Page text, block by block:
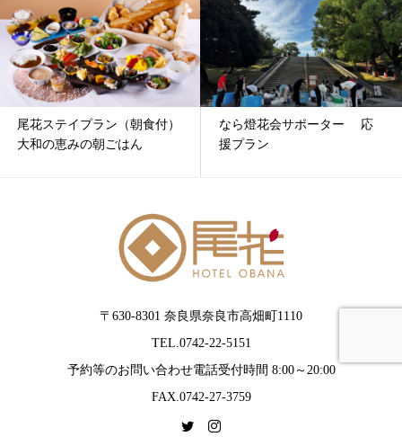
尾花ステイプラン（朝食付）
大和の恵みの朝ごはん
なら燈花会サポーター 応
援プラン
〒630-8301 奈良県奈良市高畑町1110
TEL.0742-22-5151
予約等のお問い合わせ電話受付時間 8:00～20:00
FAX.0742-27-3759